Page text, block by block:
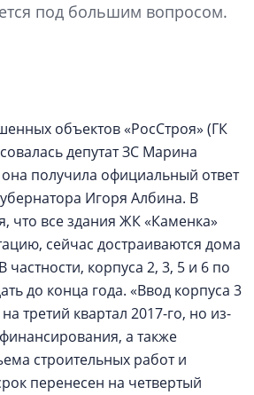
под большим вопросом.
объектов «РосСтроя» (ГК
депутат ЗС Марина
получила официальный ответ
Игоря Албина. В
что все здания ЖК «Каменка»
сейчас достраиваются дома
корпуса 2, 3, 5 и 6 по
до конца года. «Ввод корпуса 3
третий квартал 2017-го, но из-
а также
строительных работ и
перенесен на четвертый